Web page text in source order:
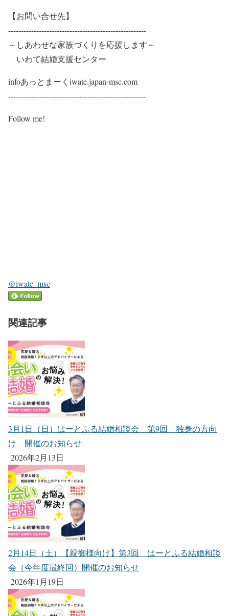
【お問い合せ先】
------------------------------------------------------​​
～​しあわせな家族づくりを応援します～​
​ ​いわて結婚支援センター
infoあっとまーくiwate.japan-msc.com
​​​​​------------------------------------------------------​
Follow me!
@iwate_msc
関連記事
3月1日（日）はーとふる結婚相談会 第9回 独身の方向
け 開催のお知らせ
2026年2月13日
2月14日（土）【親御様向け】第3回 はーとふる結婚相談
会（今年度最終回）開催のお知らせ
2026年1月19日